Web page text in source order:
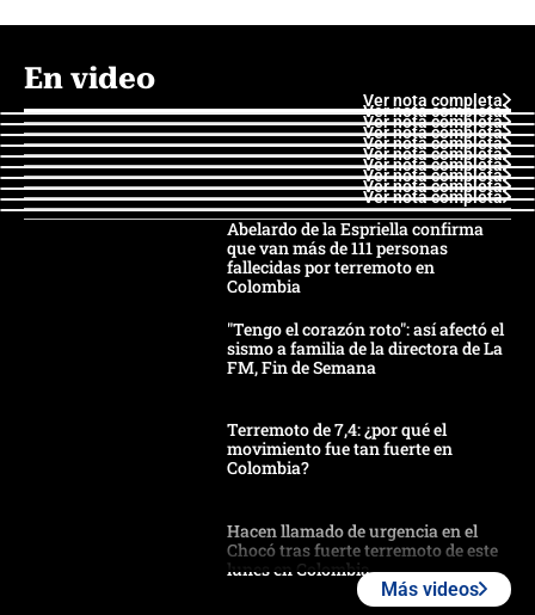
En video
Ver nota completa
Ver nota completa
Ver nota completa
Ver nota completa
Ver nota completa
Ver nota completa
Ver nota completa
Ver nota completa
Ver nota completa
Ver nota completa
Abelardo de la Espriella confirma
que van más de 111 personas
fallecidas por terremoto en
Colombia
"Tengo el corazón roto": así afectó el
sismo a familia de la directora de La
FM, Fin de Semana
Terremoto de 7,4: ¿por qué el
movimiento fue tan fuerte en
Colombia?
Hacen llamado de urgencia en el
Chocó tras fuerte terremoto de este
lunes en Colombia
Más videos